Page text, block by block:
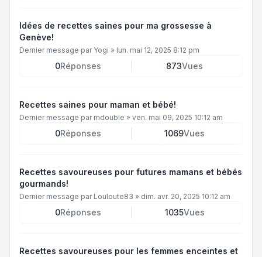
Idées de recettes saines pour ma grossesse à
Genève!
Dernier message par Yogi » lun. mai 12, 2025 8:12 pm
0Réponses 873Vues
Recettes saines pour maman et bébé!
Dernier message par mdouble » ven. mai 09, 2025 10:12 am
0Réponses 1069Vues
Recettes savoureuses pour futures mamans et bébés
gourmands!
Dernier message par Louloute83 » dim. avr. 20, 2025 10:12 am
0Réponses 1035Vues
Recettes savoureuses pour les femmes enceintes et